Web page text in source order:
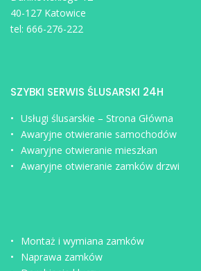
40-127 Katowice
tel: 666-276-222
SZYBKI SERWIS ŚLUSARSKI 24H
Usługi ślusarskie – Strona Główna
Awaryjne otwieranie samochodów
Awaryjne otwieranie mieszkan
Awaryjne otwieranie zamków drzwi
Montaż i wymiana zamków
Naprawa zamków